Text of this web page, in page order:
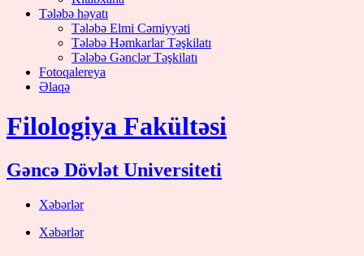
Tələbə həyatı
Tələbə Elmi Cəmiyyəti
Tələbə Həmkarlar Təşkilatı
Tələbə Gənclər Təşkilatı
Fotoqalereya
Əlaqə
Filologiya Fakültəsi
Gəncə Dövlət Universiteti
Xəbərlər
Xəbərlər